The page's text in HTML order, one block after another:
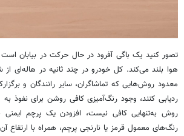
تصور کنید یک باگی آفرود در حال حرکت در بیابان
هوا بلند می‌کند. کل خودرو در چند ثانیه در هاله‌ای
معدود روش‌هایی که تماشاگران، سایر رانندگان و
ردیابی کنند، وجود رنگ‌آمیزی کافی روشن برای
روش به‌تنهایی کافی نیست، افزودن یک پرچم ایمنی
رنگ‌های معمول قرمز یا نارنجی پرچم، همراه با ارتفاع